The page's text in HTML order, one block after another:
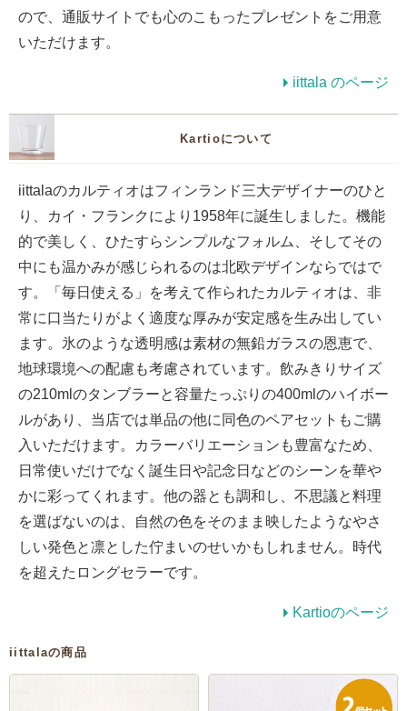
ので、通販サイトでも心のこもったプレゼントをご用意
いただけます。
iittala のページ
Kartioについて
iittalaのカルティオはフィンランド三大デザイナーのひと
り、カイ・フランクにより1958年に誕生しました。機能
的で美しく、ひたすらシンプルなフォルム、そしてその
中にも温かみが感じられるのは北欧デザインならではで
す。「毎日使える」を考えて作られたカルティオは、非
常に口当たりがよく適度な厚みが安定感を生み出してい
ます。氷のような透明感は素材の無鉛ガラスの恩恵で、
地球環境への配慮も考慮されています。飲みきりサイズ
の210mlのタンブラーと容量たっぷりの400mlのハイボー
ルがあり、当店では単品の他に同色のペアセットもご購
入いただけます。カラーバリエーションも豊富なため、
日常使いだけでなく誕生日や記念日などのシーンを華や
かに彩ってくれます。他の器とも調和し、不思議と料理
を選ばないのは、自然の色をそのまま映したようなやさ
しい発色と凛とした佇まいのせいかもしれません。時代
を超えたロングセラーです。
Kartioのページ
iittalaの商品